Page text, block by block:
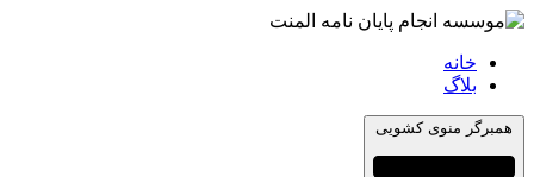
خانه
بلاگ
همبرگر منوی کشویی